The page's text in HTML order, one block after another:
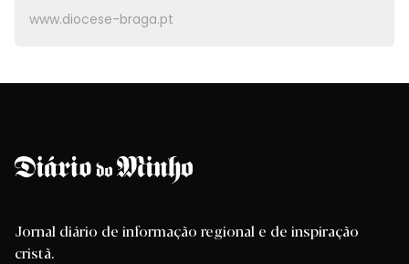
www.diocese-braga.pt
Jornal diário de informação regional e de inspiração
cristã.